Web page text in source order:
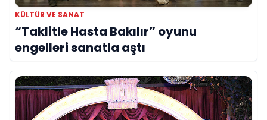
KÜLTÜR VE SANAT
“Taklitle Hasta Bakılır” oyunu
engelleri sanatla aştı